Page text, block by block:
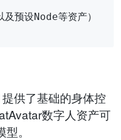
预设Node等资产）
供了基础的身体控
数字人资产可
。